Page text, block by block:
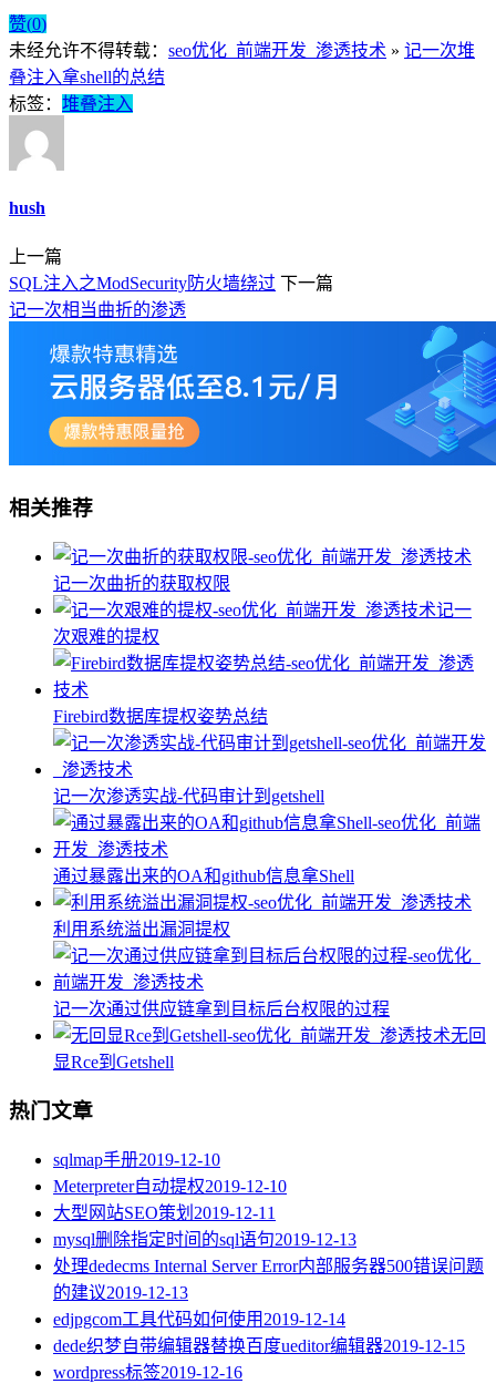
赞(0)
未经允许不得转载： seo优化_前端开发_渗透技术 » 记一次堆
叠注入拿shell的总结
标签： 堆叠注入
hush
上一篇
SQL注入之ModSecurity防火墙绕过 下一篇
记一次相当曲折的渗透
相关推荐
记一次曲折的获取权限
记一
次艰难的提权
Firebird数据库提权姿势总结
记一次渗透实战-代码审计到getshell
通过暴露出来的OA和github信息拿Shell
利用系统溢出漏洞提权
记一次通过供应链拿到目标后台权限的过程
无回
显Rce到Getshell
热门文章
sqlmap手册2019-12-10
Meterpreter自动提权2019-12-10
大型网站SEO策划 2019-12-11
mysql删除指定时间的sql语句2019-12-13
处理dedecms Internal Server Error内部服务器500错误问题
的建议2019-12-13
edjpgcom工具代码如何使用 2019-12-14
dede织梦自带编辑器替换百度ueditor编辑器2019-12-15
wordpress标签2019-12-16